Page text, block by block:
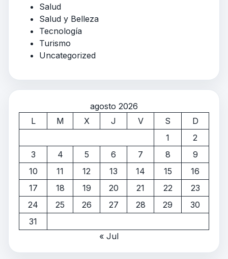
Salud
Salud y Belleza
Tecnología
Turismo
Uncategorized
agosto 2026
L
M X J V S
D
1
2
3
4 5 6 7 8
9
10
11 12 13 14 15
16
17
18 19 20 21 22
23
24
25 26 27 28 29
30
31
« Jul